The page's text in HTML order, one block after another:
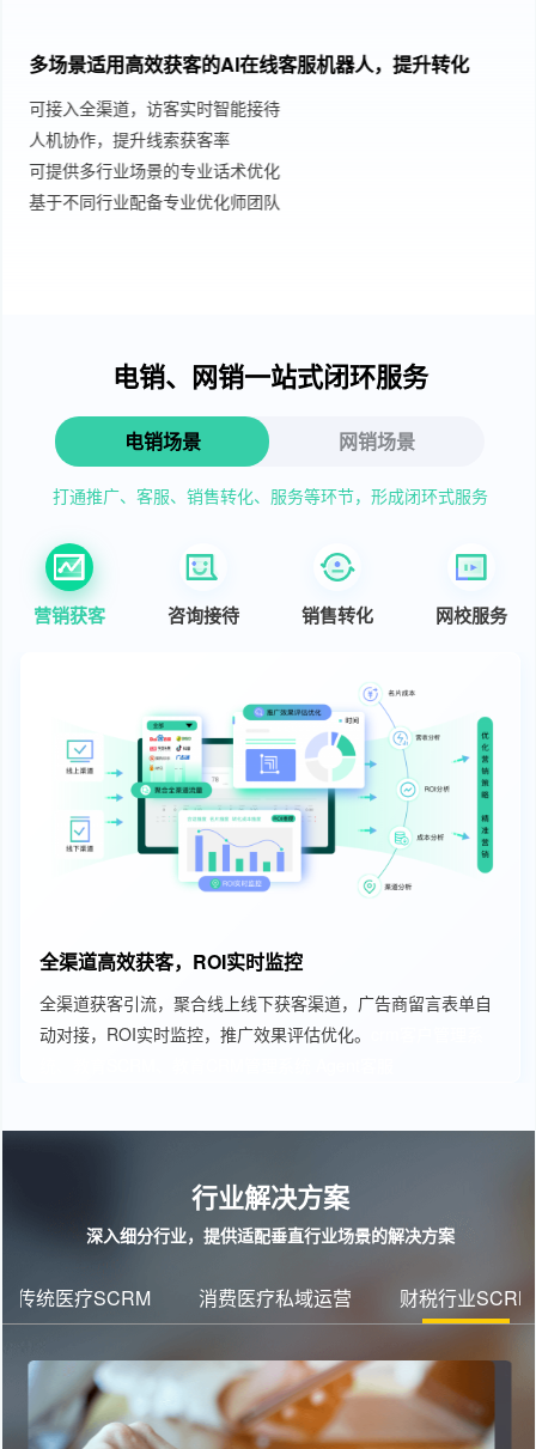
多场景适用高效获客的AI在线客服机器人，提升转化
可接入全渠道，访客实时智能接待
人机协作，提升线索获客率
可提供多行业场景的专业话术优化
基于不同行业配备专业优化师团队
电销、网销一站式闭环服务
电销场景 网销场景
打通推广、客服、销售转化、服务等环节，形成闭环式服务
营销获客 咨询接待 销售转化 网校服务
全渠道高效获客，ROI实时监控
全渠道获客引流，聚合线上线下获客渠道，广告商留言表单自
动对接，ROI实时监控，推广效果评估优化。
行业解决方案
深入细分行业，提供适配垂直行业场景的解决方案
传统医疗SCRM 消费医疗私域运营 财税行业SCRM